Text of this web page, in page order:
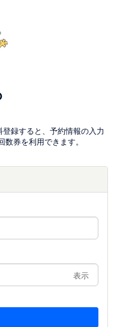
録すると、予約情報の入力
券を利用できます。
表示